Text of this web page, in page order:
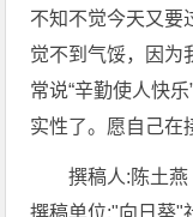
不知不觉今天又要
觉不到气馁，因为
常说“辛勤使人快
实性了。愿自己在
撰稿人:陈土燕
撰稿单位:"向日葵"